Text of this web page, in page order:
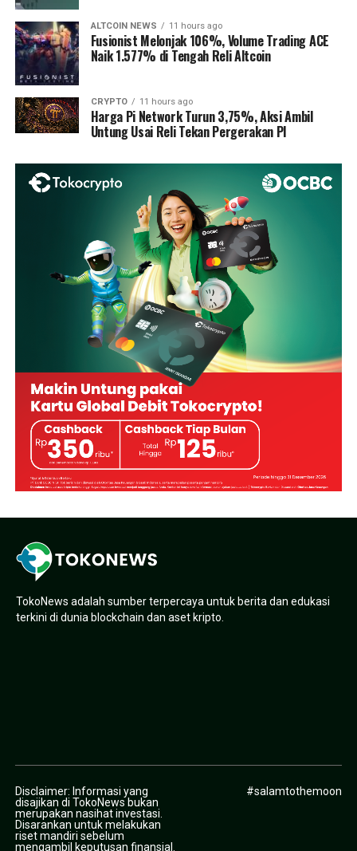
ALTCOIN NEWS 11 hours ago
Fusionist Melonjak 106%, Volume Trading ACE
Naik 1.577% di Tengah Reli Altcoin
CRYPTO 11 hours ago
Harga Pi Network Turun 3,75%, Aksi Ambil
Untung Usai Reli Tekan Pergerakan PI
TokoNews adalah sumber terpercaya untuk berita dan edukasi
terkini di dunia blockchain dan aset kripto.
Disclaimer: Informasi yang
disajikan di TokoNews bukan
merupakan nasihat investasi.
Disarankan untuk melakukan
riset mandiri sebelum
mengambil keputusan finansial.
#salamtothemoon